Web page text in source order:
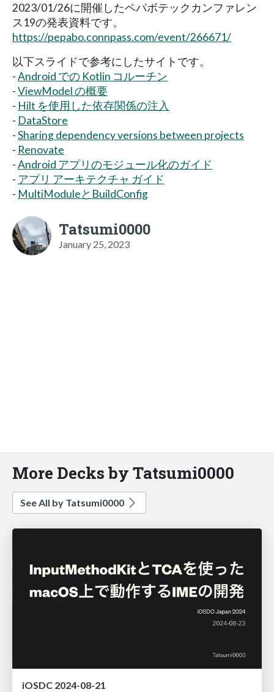
2023/01/26に開催したペパボテックカンファレン
ス19の発表資料です。
https://pepabo.connpass.com/event/266671/
以下スライドで参考にしたサイトです。
-Android での Kotlin コルーチン
-ViewModel の概要
- Hilt を使用した依存関係の注入
- DataStore
-Sharing dependency versions between projects
- Renovate
-Android アプリのモジュール化のガイド
- アプリ アーキテクチャ ガイド
- MultiModuleとBuildConfig
Tatsumi0000
January 25, 2023
More Decks by Tatsumi0000
See All by Tatsumi0000
iOSDC 2024-08-21